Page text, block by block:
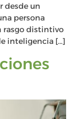
desde un
persona
rasgo distintivo
inteligencia […]